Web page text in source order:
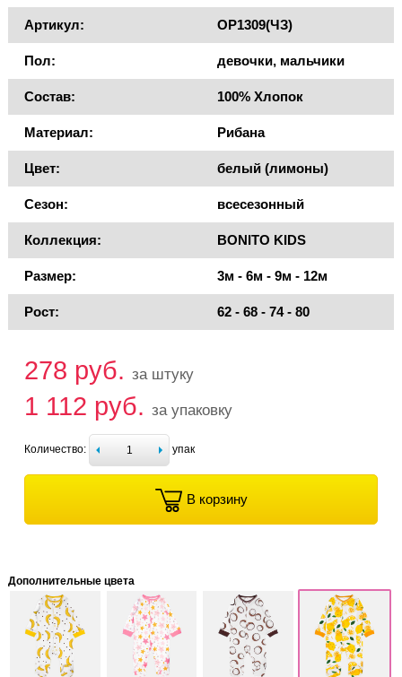
Артикул: OP1309(ЧЗ)
Пол: девочки, мальчики
Состав: 100% Хлопок
Материал: Рибана
Цвет: белый (лимоны)
Сезон: всесезонный
Коллекция: BONITO KIDS
Размер: 3м - 6м - 9м - 12м
Рост: 62 - 68 - 74 - 80
278 руб. за штуку
1 112 руб. за упаковку
Количество: упак
В корзину
Дополнительные цвета